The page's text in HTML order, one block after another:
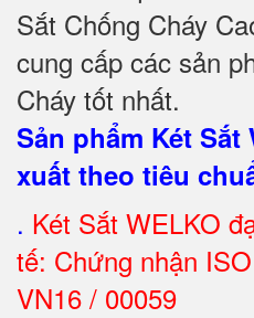
Sắt Chống Cháy
cung cấp các sản
Cháy tốt nhất.
Sản phẩm Két
xuất theo tiêu
. Két Sắt WELKO
tế: Chứng nhận
VN16 / 00059